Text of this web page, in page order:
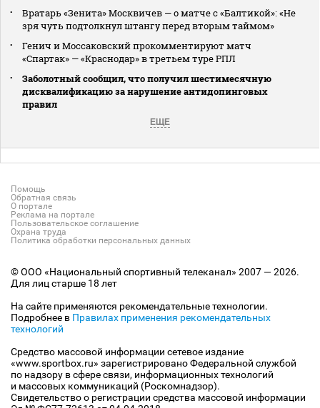
Вратарь «Зенита» Москвичев — о матче с «Балтикой»: «Не
зря чуть подтолкнул штангу перед вторым таймом»
Генич и Моссаковский прокомментируют матч
«Спартак» — «Краснодар» в третьем туре РПЛ
Заболотный сообщил, что получил шестимесячную
дисквалификацию за нарушение антидопинговых
правил
ЕЩЕ
Помощь
Обратная связь
О портале
Реклама на портале
Пользовательское соглашение
Охрана труда
Политика обработки персональных данных
© ООО «Национальный спортивный телеканал» 2007 — 2026.
Для лиц старше 18 лет
На сайте применяются рекомендательные технологии.
Подробнее в Правилах применения рекомендательных
технологий
Средство массовой информации сетевое издание
«www.sportbox.ru» зарегистрировано Федеральной службой
по надзору в сфере связи, информационных технологий
и массовых коммуникаций (Роскомнадзор).
Свидетельство о регистрации средства массовой информации